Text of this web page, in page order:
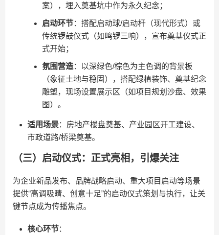
案），埋入奠基坑中作为永久纪念；
​启动环节​​：搭配启动球/启动杆（现代形式）或
传统锣鼓仪式（如鸣锣三响），宣布奠基仪式正
式开始；
​氛围营造​​：以深绿色/棕色为主色调的背景板
（象征土地与稳固），搭配绿植装饰、奠基纪念
雕塑，现场设置展示区（如项目规划沙盘、效果
图）。
​适用场景​​：房地产楼盘奠基、产业园区开工建设、
市政道路/桥梁奠基。
（三）启动仪式：正式亮相，引爆关注
为企业新品发布、品牌战略启动、重大项目启动等场景
提供“高调吸睛、创意十足”的启动仪式策划与执行，让关
键节点成为传播焦点。
​核心环节​​：